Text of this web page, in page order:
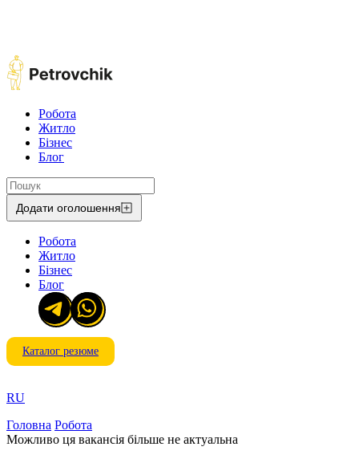
Робота
Житло
Бізнес
Блог
Додати оголошення
Робота
Житло
Бізнес
Блог
Каталог резюме
RU
Головна Робота
Можливо ця вакансія більше не актуальна